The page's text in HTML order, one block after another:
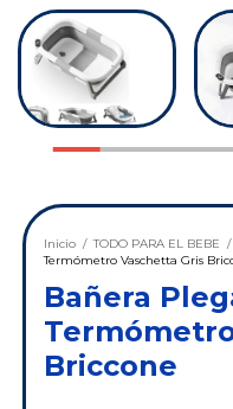
Inicio / TODO PARA EL BEBE /
Termómetro Vaschetta Gris
Bañera
Briccone